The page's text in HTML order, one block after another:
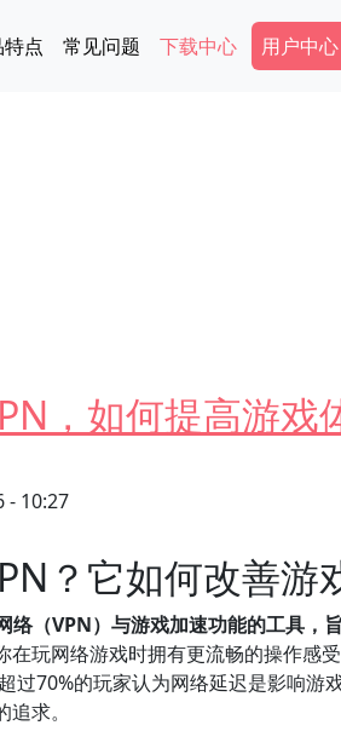
点 常见问题 下载中心 用户中心
，如何提高游戏
- 10:27
？它如何改善游
（VPN）与游戏加速功能的工具，
玩网络游戏时拥有更流畅的操作
过70%的玩家认为网络延迟是影响
求。